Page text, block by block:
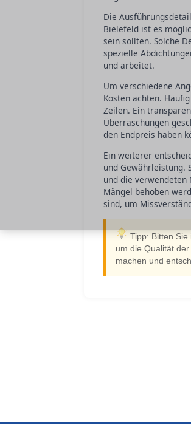
Die
Bielefeld ist es
sein sollten. Solche
spezielle
und arbeitet.
Um verschiedene
Kosten achten.
Zeilen. Ein
Überraschungen
den Endpreis haben
Ein weiterer
und Gewährleistung.
und die verwendeten
Mängel behoben
sind, um
Tipp: Bitten
um die Qualität
machen und